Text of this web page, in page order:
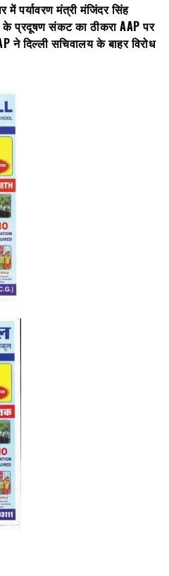
में पर्यावरण मंत्री मंजिंदर सिंह
के प्रदूषण संकट का ठीकरा AAP पर
ने दिल्ली सचिवालय के बाहर विरोध